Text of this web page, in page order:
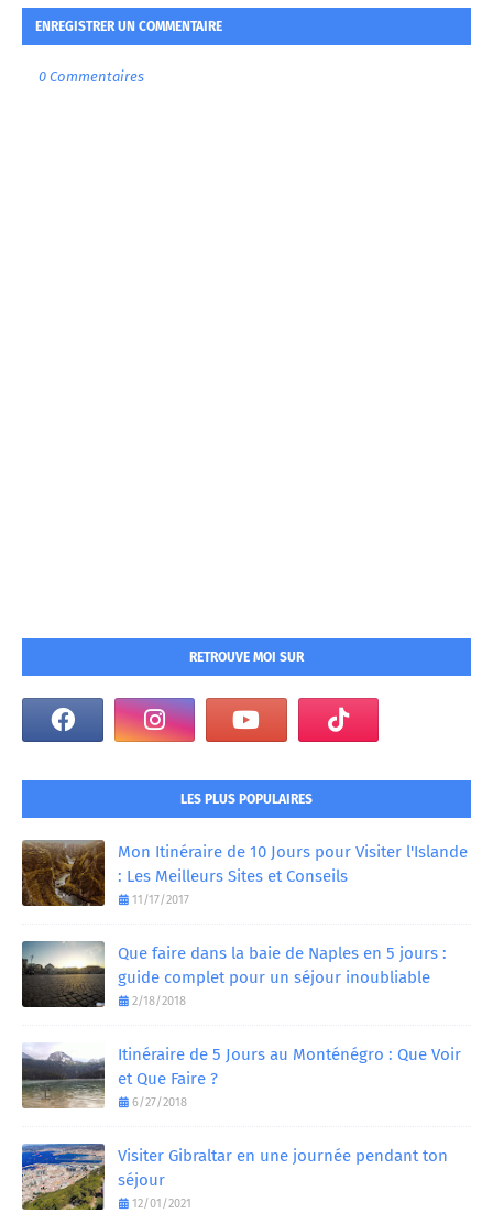
ENREGISTRER UN COMMENTAIRE
0 Commentaires
RETROUVE MOI SUR
LES PLUS POPULAIRES
Mon Itinéraire de 10 Jours pour Visiter l'Islande
: Les Meilleurs Sites et Conseils
11/17/2017
Que faire dans la baie de Naples en 5 jours :
guide complet pour un séjour inoubliable
2/18/2018
Itinéraire de 5 Jours au Monténégro : Que Voir
et Que Faire ?
6/27/2018
Visiter Gibraltar en une journée pendant ton
séjour
12/01/2021